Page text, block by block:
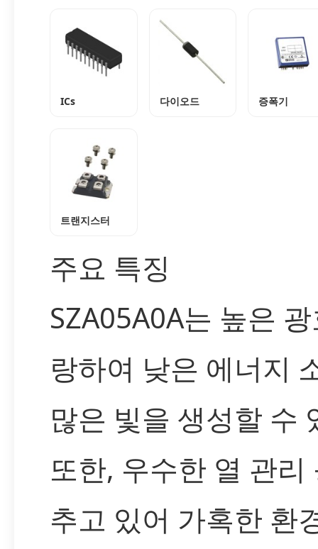
ICs 다이오드 증폭기
트랜지스터
주요 특징
SZA05A0A는 높은
랑하여 낮은 에너지
많은 빛을 생성할 수
또한, 우수한 열 관리
추고 있어 가혹한 환